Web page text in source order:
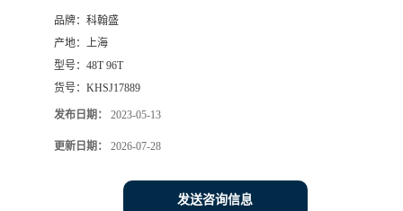
品牌： 科翰盛
产地： 上海
型号： 48T 96T
货号： KHSJ17889
发布日期： 2023-05-13
更新日期： 2026-07-28
发送咨询信息